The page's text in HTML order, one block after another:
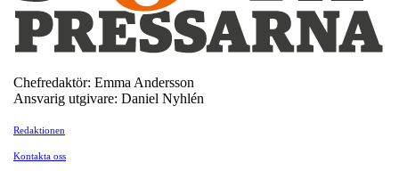
Chefredaktör: Emma Andersson
Ansvarig utgivare: Daniel Nyhlén
Redaktionen
Kontakta oss